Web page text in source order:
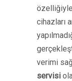
cihazları
verimi
servisi